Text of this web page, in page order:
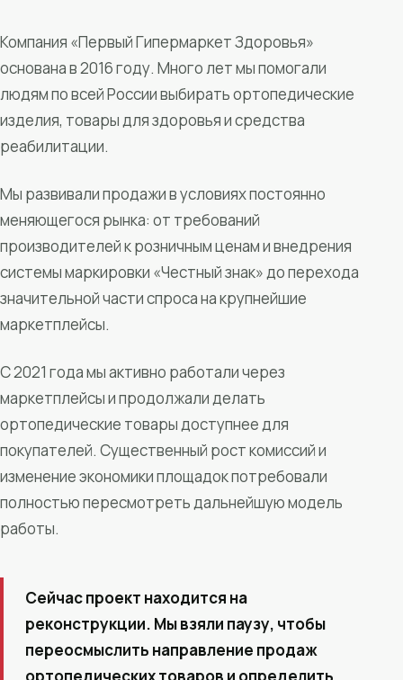
Компания «Первый Гипермаркет Здоровья»
основана в 2016 году. Много лет мы помогали
людям по всей России выбирать ортопедические
изделия, товары для здоровья и средства
реабилитации.
Мы развивали продажи в условиях постоянно
меняющегося рынка: от требований
производителей к розничным ценам и внедрения
системы маркировки «Честный знак» до перехода
значительной части спроса на крупнейшие
маркетплейсы.
С 2021 года мы активно работали через
маркетплейсы и продолжали делать
ортопедические товары доступнее для
покупателей. Существенный рост комиссий и
изменение экономики площадок потребовали
полностью пересмотреть дальнейшую модель
работы.
Сейчас проект находится на
реконструкции. Мы взяли паузу, чтобы
переосмыслить направление продаж